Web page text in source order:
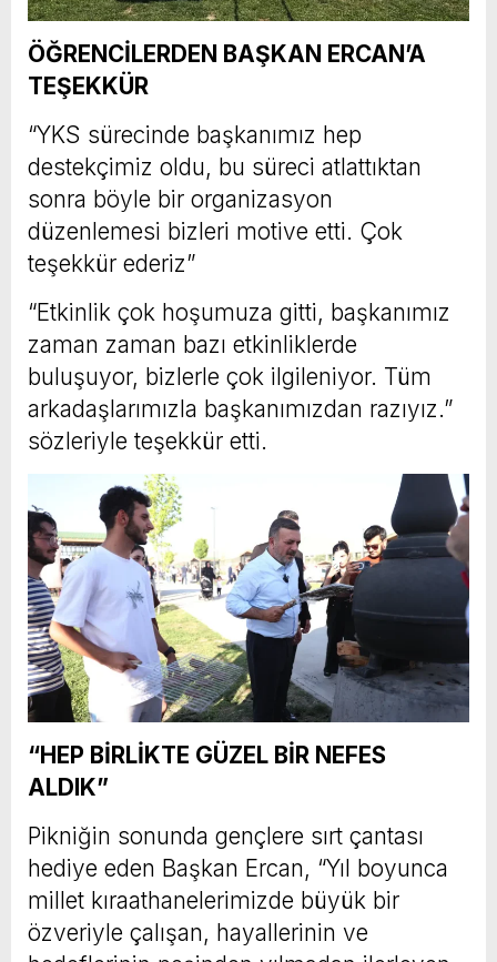
ÖĞRENCİLERDEN BAŞKAN ERCAN’A
TEŞEKKÜR
“YKS sürecinde başkanımız hep
destekçimiz oldu, bu süreci atlattıktan
sonra böyle bir organizasyon
düzenlemesi bizleri motive etti. Çok
teşekkür ederiz”
“Etkinlik çok hoşumuza gitti, başkanımız
zaman zaman bazı etkinliklerde
buluşuyor, bizlerle çok ilgileniyor. Tüm
arkadaşlarımızla başkanımızdan razıyız.”
sözleriyle teşekkür etti.
“HEP BİRLİKTE GÜZEL BİR NEFES
ALDIK”
Pikniğin sonunda gençlere sırt çantası
hediye eden Başkan Ercan, “Yıl boyunca
millet kıraathanelerimizde büyük bir
özveriyle çalışan, hayallerinin ve